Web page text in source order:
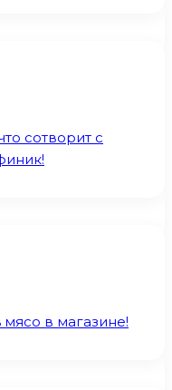
сотворит с
в магазине!